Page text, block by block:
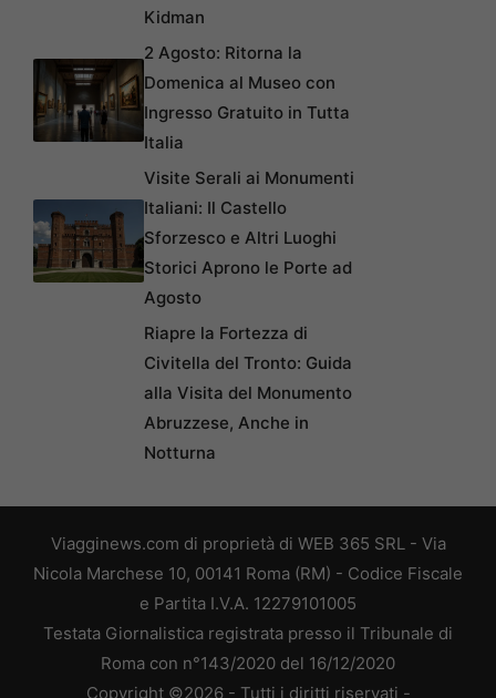
Kidman
2 Agosto: Ritorna la
Domenica al Museo con
Ingresso Gratuito in Tutta
Italia
Visite Serali ai Monumenti
Italiani: Il Castello
Sforzesco e Altri Luoghi
Storici Aprono le Porte ad
Agosto
Riapre la Fortezza di
Civitella del Tronto: Guida
alla Visita del Monumento
Abruzzese, Anche in
Notturna
Viagginews.com di proprietà di WEB 365 SRL - Via
Nicola Marchese 10, 00141 Roma (RM) - Codice Fiscale
e Partita I.V.A. 12279101005
Testata Giornalistica registrata presso il Tribunale di
Roma con n°143/2020 del 16/12/2020
Copyright ©2026 - Tutti i diritti riservati -